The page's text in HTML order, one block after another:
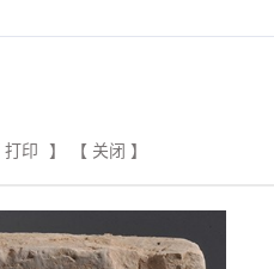
打印 】 【 关闭 】